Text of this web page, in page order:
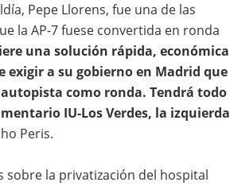
Pepe Llorens, fue una de las
la AP-7 fuese convertida en ronda
una solución rápida, económica
a su gobierno en Madrid que
como ronda. Tendrá todo
IU-Los Verdes, la izquierda
Peris.
sobre la privatización del hospital